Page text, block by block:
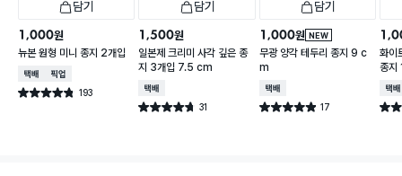
담기
1,000원
뉴본 원형 미니 종지 2개입
택배배송매장픽업
별점 4.8점 193
건 작성
담기
1,500원
일본제 크리미 사각 깊은 종
지 3개입 7.5 cm
택배배송
별점 4.7점 31
건 작성
담기
NEW
1,000원
무광 양각 테두리 종지 9 c
m
택배배송
별점 4.9점 17
건 작성
화이
종
택배
별점